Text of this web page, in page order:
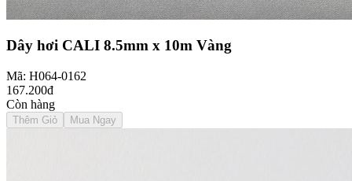
Dây hơi CALI 8.5mm x 10m Vàng
Mã: H064-0162
167.200đ
Còn hàng
Thêm Giỏ Mua Ngay